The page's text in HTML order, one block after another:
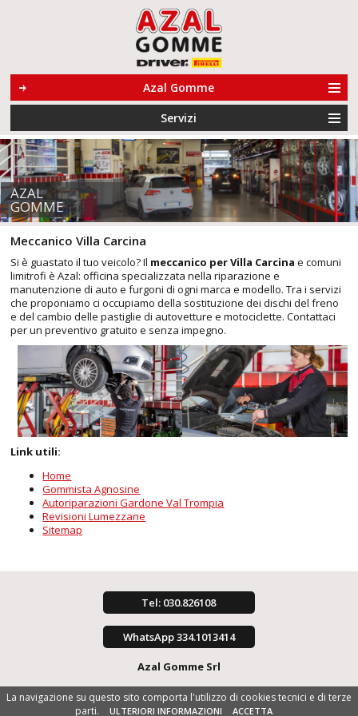
Azal Gomme
Servizi
AZAL
GOMME
Meccanico Villa Carcina
Si è guastato il tuo veicolo? Il meccanico per Villa Carcina e comuni
limitrofi è Azal: officina specializzata nella riparazione e
manutenzione di auto e furgoni di ogni marca e modello. Tra i servizi
che proponiamo ci occupiamo della sostituzione dei dischi del freno
e del cambio delle pastiglie di autovetture e motociclette. Contattaci
per un preventivo gratuito e senza impegno.
Link utili:
Home
Gommista Agnosine
Autoriparazioni Gardone Val Trompia
Revisioni Lumezzane
Sitemap
Tel: 030.826108
WhatsApp 334.1013414
Azal Gomme Srl
La navigazione su questo sito comporta l'utilizzo di cookies tecnici e di terze
parti.
ULTERIORI INFORMAZIONI ACCETTA